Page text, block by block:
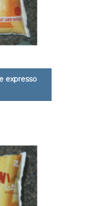
expresso